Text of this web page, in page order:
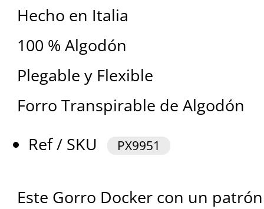
Hecho en Italia
100 % Algodón
Plegable y Flexible
Forro Transpirable de Algodón
Ref / SKU
PX9951
Este Gorro Docker con un